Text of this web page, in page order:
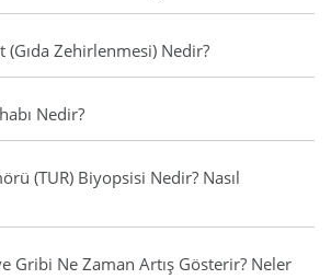
(Gıda Zehirlenmesi) Nedir?
Nedir?
(TUR) Biyopsisi Nedir? Nasıl
Gribi Ne Zaman Artış Gösterir? Neler